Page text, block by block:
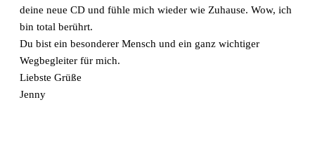
deine neue CD und fühle mich wieder wie Zuhause. Wow, ich
bin total berührt.
Du bist ein besonderer Mensch und ein ganz wichtiger
Wegbegleiter für mich.
Liebste Grüße
Jenny